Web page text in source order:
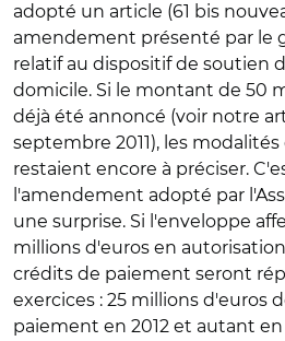
adopté un article (61 bis
amendement présenté par le
relatif au dispositif de soutien
domicile. Si le montant de 50
déjà été annoncé (voir notre
septembre 2011), les
restaient encore à préciser.
l'amendement adopté par
une surprise. Si l'enveloppe
millions d'euros en
crédits de paiement seront
exercices : 25 millions d'euros
paiement en 2012 et autant en